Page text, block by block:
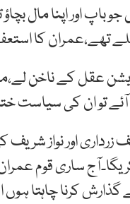
جو باپ اور اپنا
تھے،عمران کا
عقل کے ناخن
آئے تو ان کی سیاست
اور نواز
ساری قوم
کرنا چاہتا